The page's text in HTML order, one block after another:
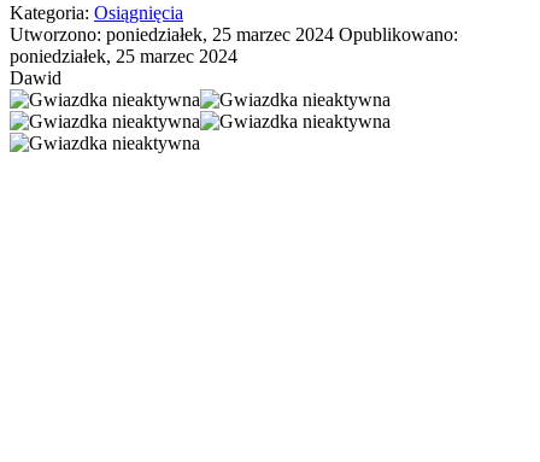
Kategoria: Osiągnięcia
Utworzono: poniedziałek, 25 marzec 2024 Opublikowano:
poniedziałek, 25 marzec 2024
Dawid